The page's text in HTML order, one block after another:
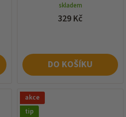
skladem
329 Kč
DO KOŠÍKU
akce
tip